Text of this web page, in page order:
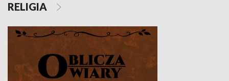
RELIGIA